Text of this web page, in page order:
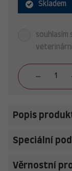
Skladem
souhlasím
Popis
Speciální
Věrnostní